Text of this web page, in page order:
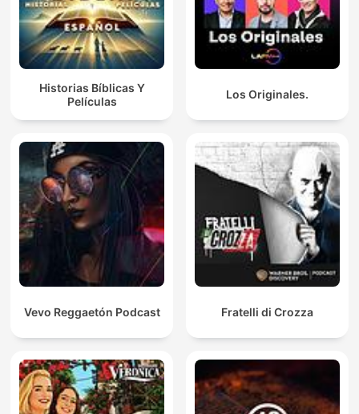
Historias Bíblicas Y
Películas
Los Originales.
Vevo Reggaetón Podcast Fratelli di Crozza